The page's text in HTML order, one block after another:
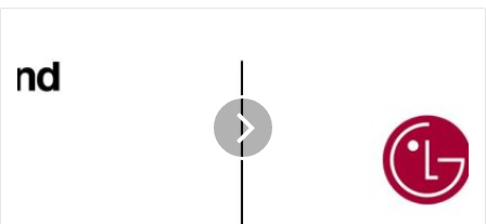
إنجازات
ملحوظة
جعلتها
الأكثر